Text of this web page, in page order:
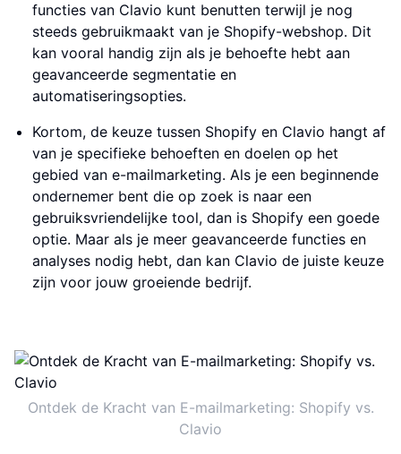
functies van Clavio kunt benutten terwijl je nog
steeds gebruikmaakt van je Shopify-webshop. Dit
kan vooral handig zijn als je behoefte hebt aan
geavanceerde segmentatie en
automatiseringsopties.
Kortom, de keuze tussen Shopify en Clavio hangt af
van je specifieke behoeften en doelen op het
gebied van e-mailmarketing. Als je een beginnende
ondernemer bent die op zoek is naar een
gebruiksvriendelijke tool, dan is Shopify een goede
optie. Maar als je meer geavanceerde functies en
analyses nodig hebt, dan kan Clavio de juiste keuze
zijn voor jouw groeiende bedrijf.
Ontdek de Kracht van E-mailmarketing: Shopify vs.
Clavio